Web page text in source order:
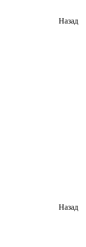
Назад
Назад